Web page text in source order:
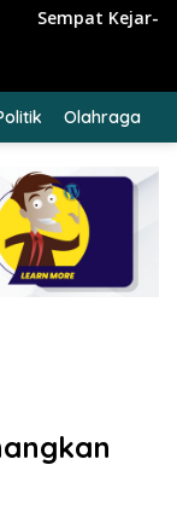
Polisi, 2
Olahraga